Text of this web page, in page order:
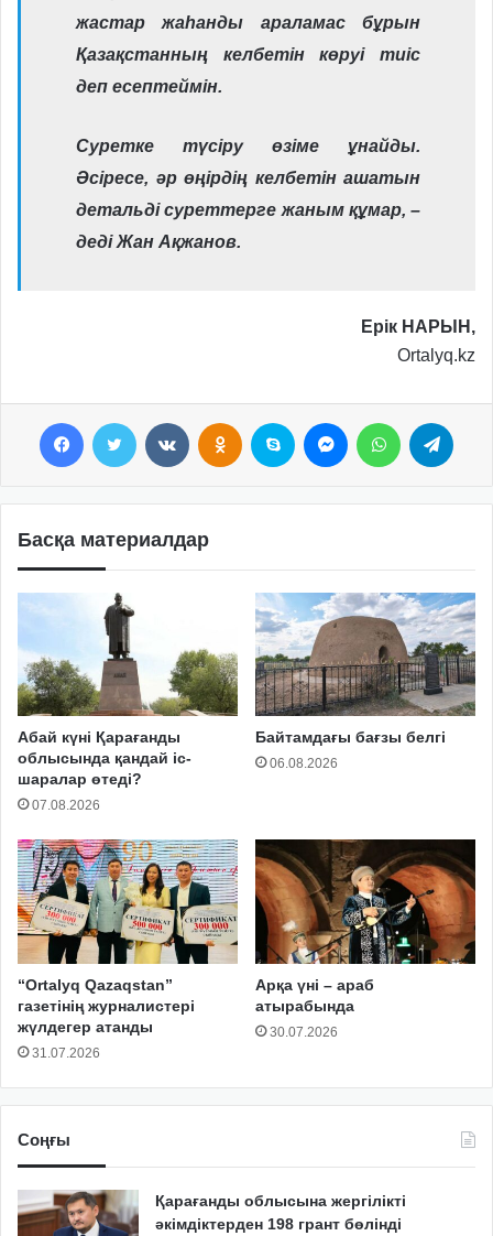
жастар жаһанды араламас бұрын
Қазақстанның келбетін көруі тиіс
деп есептеймін.
Суретке түсіру өзіме ұнайды.
Әсіресе, әр өңірдің келбетін ашатын
детальді суреттерге жаным құмар, –
деді Жан Ақжанов.
Ерік НАРЫН,
Ortalyq.kz
Басқа материалдар
Абай күні Қарағанды
облысында қандай іс-
шаралар өтеді?
07.08.2026
Байтамдағы бағзы белгі
06.08.2026
“Ortalyq Qazaqstan”
газетінің журналистері
жүлдегер атанды
31.07.2026
Арқа үні – араб
атырабында
30.07.2026
Соңғы
Қарағанды облысына жергілікті
әкімдіктерден 198 грант бөлінді